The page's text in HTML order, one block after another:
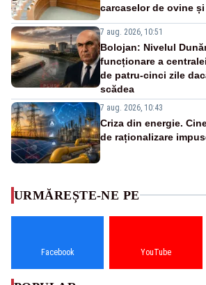
carcaselor de ovine
7 aug. 2026, 10:51
Bolojan: Nivelul
funcționare a
de patru-cinci zile
scădea
7 aug. 2026, 10:43
Criza din energie.
de raționalizare
URMĂREȘTE-NE PE
Facebook YouTube